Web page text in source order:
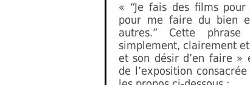
« “Je fais des films pour
pour me faire du bien
autres.” Cette
simplement, clairement
et son désir d’en faire »
de l’exposition